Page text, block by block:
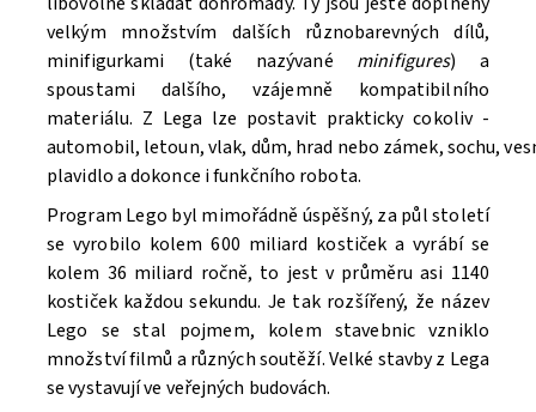
Souhlasím seZpracováním osobních údajů.
velkým množstvím dalších různobarevných dílů,
minifigurkami (také nazývané minifigures) a
spoustami dalšího, vzájemně kompatibilního
materiálu. Z Lega lze postavit prakticky cokoliv -
automobil, letoun, vlak, dům, hrad nebo zámek, sochu,
plavidlo a dokonce i funkčního robota.
Program Lego byl mimořádně úspěšný, za půl století
se vyrobilo kolem 600 miliard kostiček a vyrábí se
kolem 36 miliard ročně, to jest v průměru asi 1140
kostiček každou sekundu. Je tak rozšířený, že název
Lego se stal pojmem, kolem stavebnic vzniklo
množství filmů a různých soutěží. Velké stavby z Lega
se vystavují ve veřejných budovách.